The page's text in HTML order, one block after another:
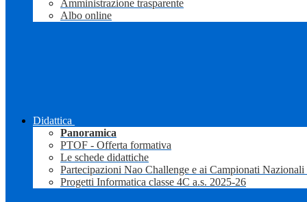
Amministrazione trasparente
Albo online
Didattica
Panoramica
PTOF - Offerta formativa
Le schede didattiche
Partecipazioni Nao Challenge e ai Campionati
Progetti Informatica classe 4C a.s. 2025-26